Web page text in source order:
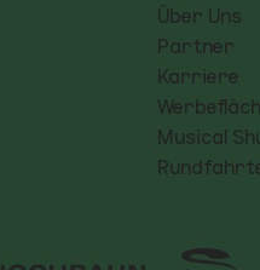
Über Uns
Partner
Karriere
Musical
Logo